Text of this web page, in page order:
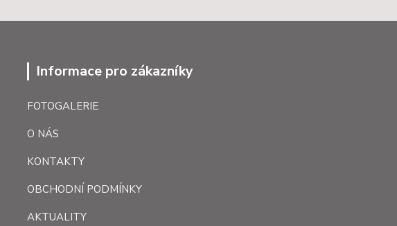
Informace pro zákazníky
FOTOGALERIE
O NÁS
KONTAKTY
OBCHODNÍ PODMÍNKY
AKTUALITY